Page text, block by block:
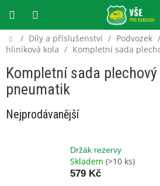
obsah
CZK
Domů
/ Díly a příslušenství / Podvozek /
hliníková kola / Kompletní sada
Kompletní sada
pneumatik
Nejprodávanější
Držák rezervy
Skladem (>10 ks)
579 Kč